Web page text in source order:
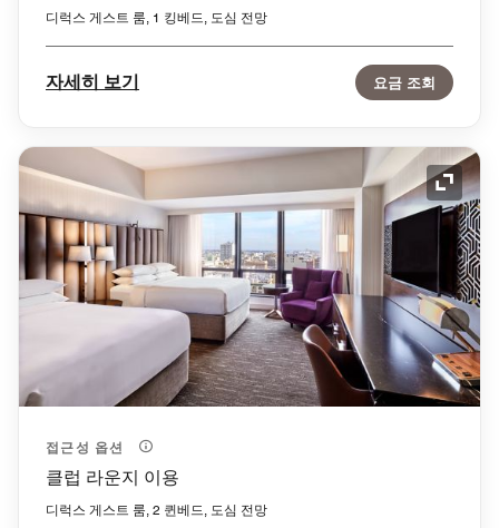
디럭스 게스트 룸, 1 킹베드, 도심 전망
자세히 보기 요금 조회
확장
접근성 옵션
클럽 라운지 이용
디럭스 게스트 룸, 2 퀸베드, 도심 전망